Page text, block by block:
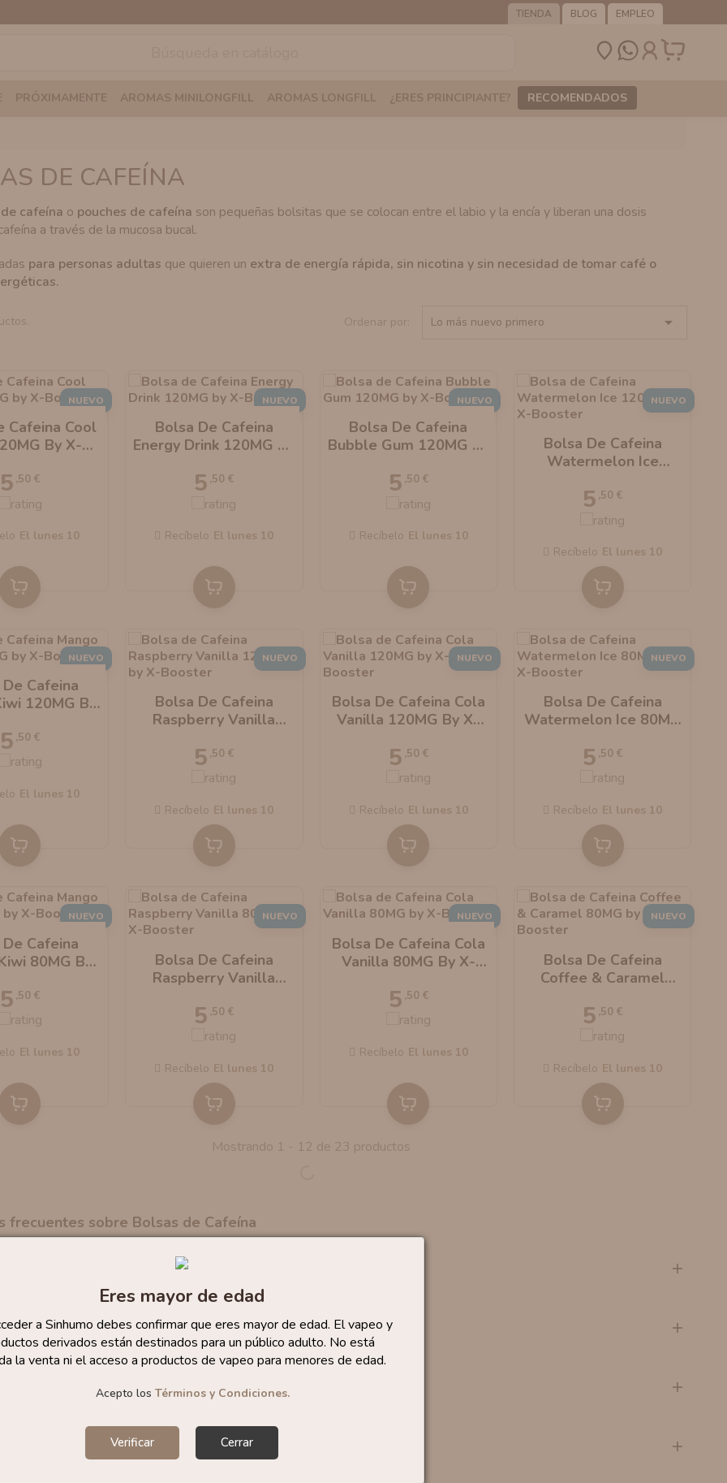
Eres mayor de edad
a Sinhumo debes confirmar que eres mayor de edad. El vapeo y
derivados están destinados para un público adulto. No está
la venta ni el acceso a productos de vapeo para menores de edad.
Acepto los Términos y Condiciones.
Verificar Cerrar
TIENDA BLOG EMPLEO
PRÓXIMAMENTE AROMAS MINILONGFILL AROMAS LONGFILL ¿ERES PRINCIPIANTE? RECOMENDADOS
DE CAFEÍNA
cafeína o pouches de cafeína son pequeñas bolsitas que se colocan entre el labio y la encía y liberan una dosis
a través de la mucosa bucal.
para personas adultas que quieren un extra de energía rápida, sin nicotina y sin necesidad de tomar café o
Ordenar por: Lo más nuevo primero 
Cafeina Cool
By X-
5 ,50 €
el lunes 10
NUEVO
Bolsa De Cafeina
Energy Drink 120MG By
5 ,50 €
Recíbelo el lunes 10
NUEVO
Bolsa De Cafeina
Bubble Gum 120MG By
5 ,50 €
Recíbelo el lunes 10
NUEVO
Bolsa De Cafeina
Watermelon Ice
5 ,50 €
Recíbelo el lunes 10
NUEVO
Cafeina
120MG By
5 ,50 €
el lunes 10
NUEVO
Bolsa De Cafeina
Raspberry Vanilla
5 ,50 €
Recíbelo el lunes 10
NUEVO
Bolsa De Cafeina Cola
Vanilla 120MG By X-
5 ,50 €
Recíbelo el lunes 10
NUEVO
Bolsa De Cafeina
Watermelon Ice 80MG
5 ,50 €
Recíbelo el lunes 10
NUEVO
Cafeina
80MG By
5 ,50 €
el lunes 10
NUEVO
Bolsa De Cafeina
Raspberry Vanilla
5 ,50 €
Recíbelo el lunes 10
NUEVO
Bolsa De Cafeina Cola
Vanilla 80MG By X-
5 ,50 €
Recíbelo el lunes 10
NUEVO
Bolsa De Cafeina
Coffee & Caramel
5 ,50 €
Recíbelo el lunes 10
NUEVO
Mostrando 1 - 12 de 23 productos
frecuentes sobre Bolsas de Cafeína
exactamente las bolsas de cafeína?
cafeína lleva una bolsita de cafeína?
tarda en hacer efecto una bolsita de cafeína?
segura una bolsa de cafeína que una bebida energética?